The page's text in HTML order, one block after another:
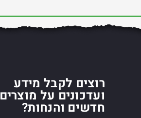
רוצים לקבל מידע
ועדכונים על מוצרים
חדשים והנחות?